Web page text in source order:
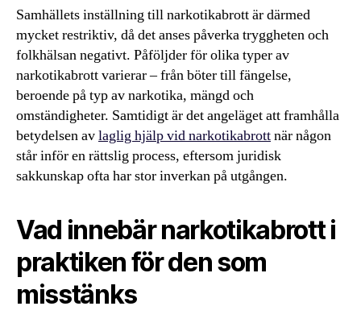
Samhällets inställning till narkotikabrott är därmed
mycket restriktiv, då det anses påverka tryggheten och
folkhälsan negativt. Påföljder för olika typer av
narkotikabrott varierar – från böter till fängelse,
beroende på typ av narkotika, mängd och
omständigheter. Samtidigt är det angeläget att framhålla
betydelsen avlaglig hjälp vid narkotikabrottnär någon
står inför en rättslig process, eftersom juridisk
sakkunskap ofta har stor inverkan på utgången.
Vad innebär narkotikabrott i
praktiken för den som
misstänks